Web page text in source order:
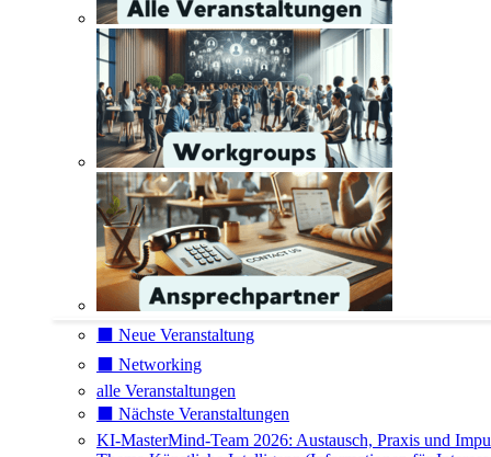
⬛️ Neue Veranstaltung
⬛️ Networking
alle Veranstaltungen
⬛️ Nächste Veranstaltungen
KI-MasterMind-Team 2026: Austausch, Praxis und